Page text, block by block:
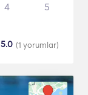
4 5
(1 yorumlar)
5.0